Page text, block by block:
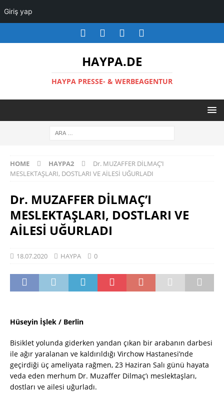
HAYPA.DE
HAYPA PRESSE- & WERBEAGENTUR
HOME HAYPA2
Dr. MUZAFFER DİLMAÇ’I
MESLEKTAŞLARI, DOSTLARI VE AİLESİ UĞURLADI
Dr. MUZAFFER DİLMAÇ’I
MESLEKTAŞLARI, DOSTLARI VE
AİLESİ UĞURLADI
18.07.2020 HAYPA 0
Hüseyin İşlek / Berlin
Bisiklet yolunda giderken yandan çıkan bir arabanın darbesi
ile ağır yaralanan ve kaldırıldığı Virchow Hastanesi’nde
geçirdiği üç ameliyata rağmen, 23 Haziran Salı günü hayata
veda eden merhum Dr. Muzaffer Dilmaç’ı meslektaşları,
dostları ve ailesi uğurladı.
Giriş yap